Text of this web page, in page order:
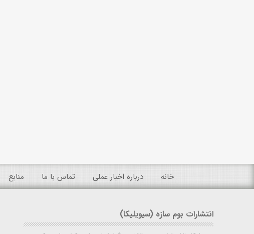
خانه درباره اخبار عملی تماس با ما منابع
انتشارات بوم سازه (سیویلیکا)